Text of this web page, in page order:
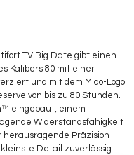
TV Big Date gibt einen
Kalibers 80 mit einer
und mit dem Mido-Logo
von bis zu 80 Stunden.
eingebaut, einem
Widerstandsfähigkeit
Präzision
Detail zuverlässig